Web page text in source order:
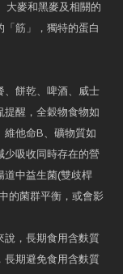
大麥和黑麥及相關的
筋」，獨特的蛋白
、餅乾、啤酒、威士
提醒，全穀物食物如
維他命B、礦物質如
少吸收同時存在的營
道中益生菌(雙歧桿
的菌群平衡，或會影
說，長期食用含麩質
長期避免食用含麩質